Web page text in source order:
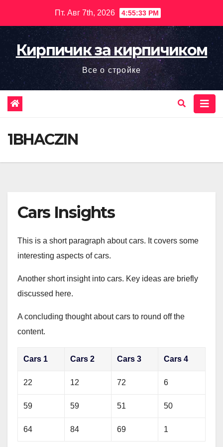
содержимому
Пт. Авг 7th, 2026 4:55:34 PM
Кирпичик за кирпичиком
Все о стройке
1BHACZIN
Cars Insights
This is a short paragraph about cars. It covers some
interesting aspects of cars.
Another short insight into cars. Key ideas are briefly
discussed here.
A concluding thought about cars to round off the
content.
Cars 1 Cars 2 Cars 3 Cars 4
22 12 72 6
59 59 51 50
64 84 69 1